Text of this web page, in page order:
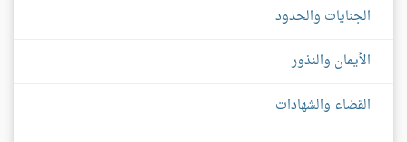
الجنايات والحدود
الأيمان والنذور
القضاء والشهادات